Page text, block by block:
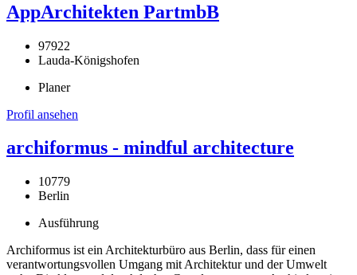
AppArchitekten PartmbB
97922
Lauda-Königshofen
Planer
Profil ansehen
archiformus - mindful architecture
10779
Berlin
Ausführung
Archiformus ist ein Architekturbüro aus Berlin, dass für einen
verantwortungsvollen Umgang mit Architektur und der Umwelt